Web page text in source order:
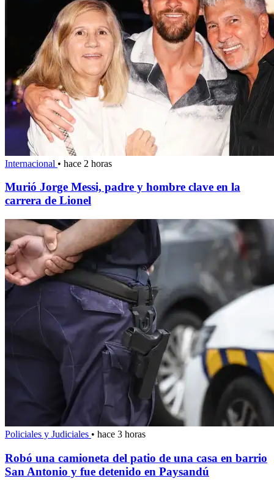
Internacional • hace 2 horas
Murió Jorge Messi, padre y hombre clave en la
carrera de Lionel
Policiales y Judiciales • hace 3 horas
Robó una camioneta del patio de una casa en barrio
San Antonio y fue detenido en Paysandú